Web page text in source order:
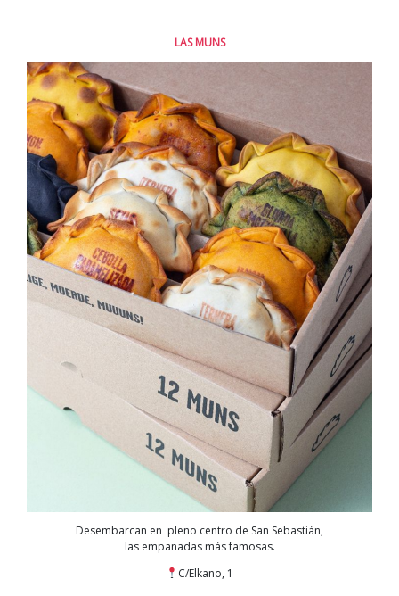
LAS MUNS
Desembarcan en pleno centro de San Sebastián,
las empanadas más famosas.
C/Elkano, 1